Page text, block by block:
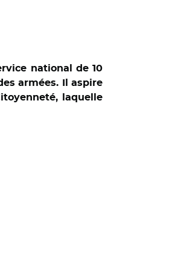
national de 10
armées. Il aspire
laquelle